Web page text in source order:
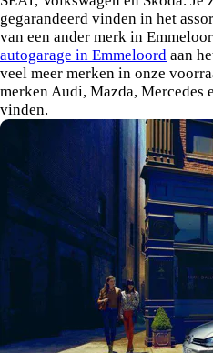
gegarandeerd vinden in het
van een ander merk in
autogarage in Emmeloord aan
veel meer merken in onze
merken Audi, Mazda, Mercedes
vinden.